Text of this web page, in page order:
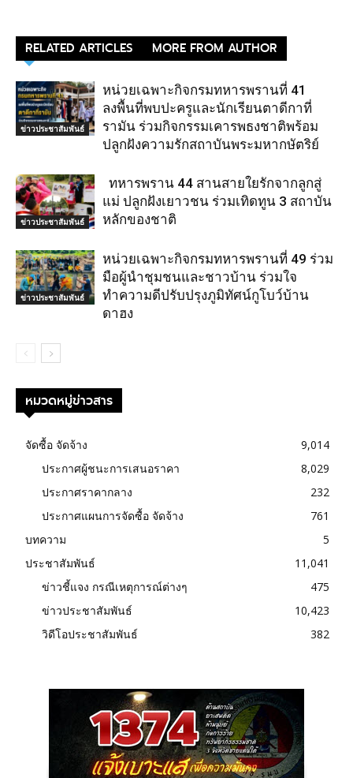
RELATED ARTICLES MORE FROM AUTHOR
ข่าวประชาสัมพันธ์
หน่วยเฉพาะกิจกรมทหารพรานที่ 41
ลงพื้นที่พบปะครูและนักเรียนตาดีกาที่
รามัน ร่วมกิจกรรมเคารพธงชาติพร้อม
ปลูกฝังความรักสถาบันพระมหากษัตริย์
ข่าวประชาสัมพันธ์
ทหารพราน 44 สานสายใยรักจากลูกสู่
แม่ ปลูกฝังเยาวชน ร่วมเทิดทูน 3 สถาบัน
หลักของชาติ
ข่าวประชาสัมพันธ์
หน่วยเฉพาะกิจกรมทหารพรานที่ 49 ร่วม
มือผู้นำชุมชนและชาวบ้าน ร่วมใจ
ทำความดีปรับปรุงภูมิทัศน์กูโบว์บ้าน
ดาฮง
หมวดหมู่ข่าวสาร
จัดซื้อ จัดจ้าง
9,014
ประกาศผู้ชนะการเสนอราคา
8,029
ประกาศราคากลาง
232
ประกาศแผนการจัดซื้อ จัดจ้าง
761
บทความ
5
ประชาสัมพันธ์
11,041
ข่าวชี้แจง กรณีเหตุการณ์ต่างๆ
475
ข่าวประชาสัมพันธ์
10,423
วิดีโอประชาสัมพันธ์
382